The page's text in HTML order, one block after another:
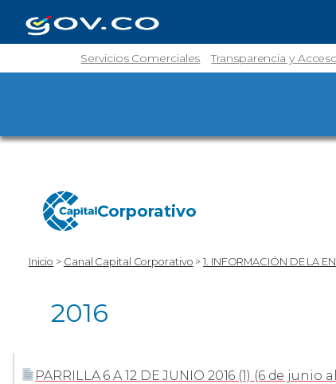
Servicios Comerciales Transparencia y
Corporativo
Inicio > Canal Capital Corporativo >1. INFORMACIÓN DE LA
2016
PARRILLA 6 A 12 DE JUNIO 2016 (1) (6 de junio